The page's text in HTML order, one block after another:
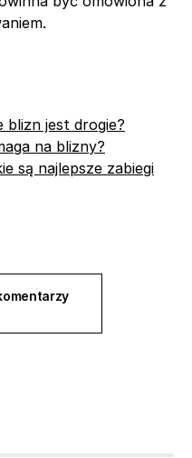
blizn jest drogie?
na blizny?
są najlepsze zabiegi